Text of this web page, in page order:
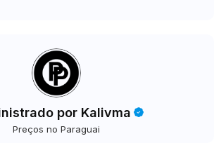
por Kalivma
Preços no Paraguai